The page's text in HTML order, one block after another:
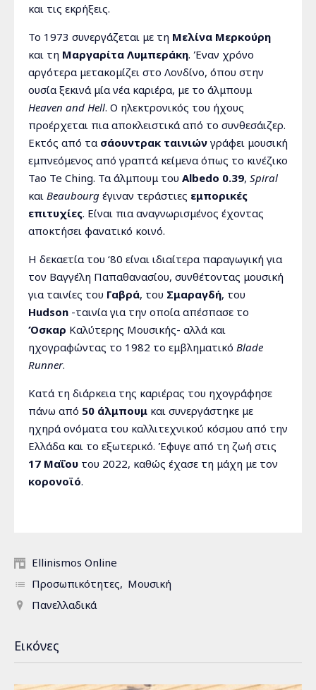
και τις εκρήξεις.
Το 1973 συνεργάζεται με τη Μελίνα Μερκούρη
και τη Μαργαρίτα Λυμπεράκη. Έναν χρόνο
αργότερα μετακομίζει στο Λονδίνο, όπου στην
ουσία ξεκινά μία νέα καριέρα, με το άλμπουμ
Heaven and Hell. Ο ηλεκτρονικός του ήχους
προέρχεται πια αποκλειστικά από το συνθεσάιζερ.
Εκτός από τα σάουντρακ ταινιών γράφει μουσική
εμπνεόμενος από γραπτά κείμενα όπως το κινέζικο
Tao Te Ching. Τα άλμπουμ του Albedo 0.39, Spiral
και Beaubourg έγιναν τεράστιες εμπορικές
επιτυχίες. Είναι πια αναγνωρισμένος έχοντας
αποκτήσει φανατικό κοινό.
Η δεκαετία του ‘80 είναι ιδιαίτερα παραγωγική για
τον Βαγγέλη Παπαθανασίου, συνθέτοντας μουσική
για ταινίες του Γαβρά, του Σμαραγδή, του
Hudson -ταινία για την οποία απέσπασε το
Όσκαρ Καλύτερης Μουσικής- αλλά και
ηχογραφώντας το 1982 το εμβληματικό Blade
Runner.
Κατά τη διάρκεια της καριέρας του ηχογράφησε
πάνω από 50 άλμπουμ και συνεργάστηκε με
ηχηρά ονόματα του καλλιτεχνικού κόσμου από την
Ελλάδα και το εξωτερικό. Έφυγε από τη ζωή στις
17 Μαΐου του 2022, καθώς έχασε τη μάχη με τον
κορονοϊό.
Ellinismos Online
Προσωπικότητες
Μουσική
Πανελλαδικά
Εικόνες